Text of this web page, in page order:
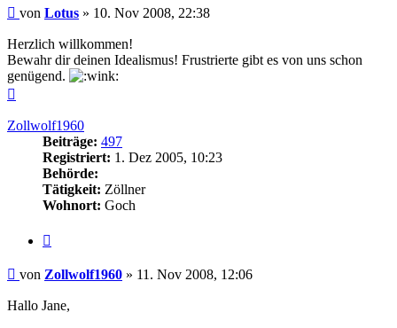
Beitrag
von Lotus » 10. Nov 2008, 22:38
Herzlich willkommen!
Bewahr dir deinen Idealismus! Frustrierte gibt es von uns schon
genügend.
Zollwolf1960
Beiträge: 497
Registriert: 1. Dez 2005, 10:23
Behörde:
Tätigkeit: Zöllner
Wohnort: Goch
Beitrag
von Zollwolf1960 » 11. Nov 2008, 12:06
Hallo Jane,